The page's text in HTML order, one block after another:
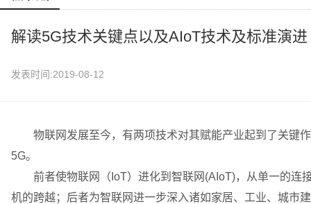
解读5G技术关键点以及AIoT技术及标准演进
发表时间:2019-08-12
物联网发展至今，有两项技术对其赋能产业起到了关键
5G。
前者使物联网（IoT）进化到智联网(AIoT)，从单一的连
机的跨越；后者为智联网进一步深入诸如家居、工业、城市